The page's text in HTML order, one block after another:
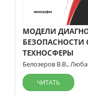
МОДЕЛИ
БЕЗОПАСНОСТИ
ТЕХНОСФЕРЫ
Белозеров В.В.,
ЧИТАТЬ